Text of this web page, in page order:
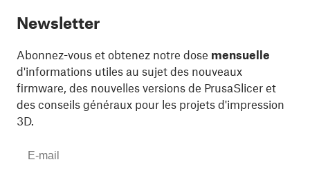
Newsletter
Abonnez-vous et obtenez notre dose mensuelle
d'informations utiles au sujet des nouveaux
firmware, des nouvelles versions de PrusaSlicer et
des conseils généraux pour les projets d'impression
3D.